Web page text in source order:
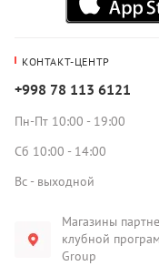
КОНТАКТ-ЦЕНТР
+998 78 113 6121
Пн-Пт 10:00 - 19:00
Сб 10:00 - 14:00
Вс - выходной
Магазины
клубной
Group